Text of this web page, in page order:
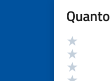
Valutazione